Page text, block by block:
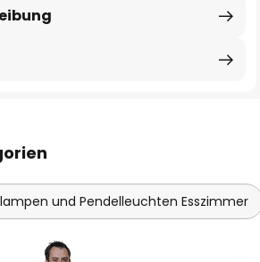
und Pendelleuchten Esszimmer